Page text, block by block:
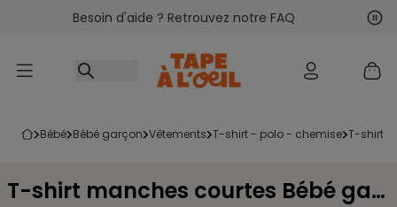
Accéder au contenu
Besoin d'aide ? Retrouvez notre FAQ
bébé bébé garçon vêtements t-shirt - polo - chemise t-shirt
T-shirt manches courtes Bébé garçon